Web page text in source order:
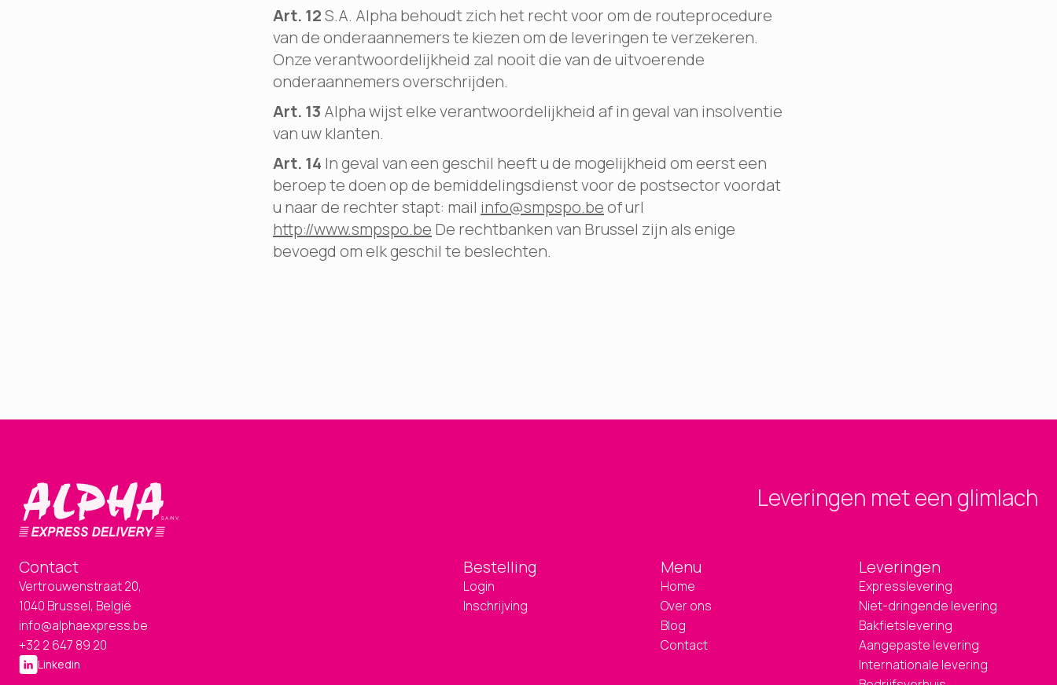
Art. 12S.A. Alpha behoudt zich het recht voor om de routeprocedure
van de onderaannemers te kiezen om de leveringen te verzekeren.
Onze verantwoordelijkheid zal nooit die van de uitvoerende
onderaannemers overschrijden.
Art. 13 Alpha wijst elke verantwoordelijkheid af in geval van insolventie
van uw klanten.
Art. 14 In geval van een geschil heeft u de mogelijkheid om eerst een
beroep te doen op de bemiddelingsdienst voor de postsector voordat
u naar de rechter stapt: mail info@smpspo.beof url
http://www.smpspo.be De rechtbanken van Brussel zijn als enige
bevoegd om elk geschil te beslechten.
Leveringen met een glimlach
Contact
Vertrouwenstraat 20,
1040 Brussel, België
info@alphaexpress.be
+32 2 647 89 20
Linkedin
Bestelling
Login
Inschrijving
Menu
Home
Over ons
Blog
Contact
Leveringen
Expresslevering
Niet-dringende levering
Bakfietslevering
Aangepaste levering
Internationale levering